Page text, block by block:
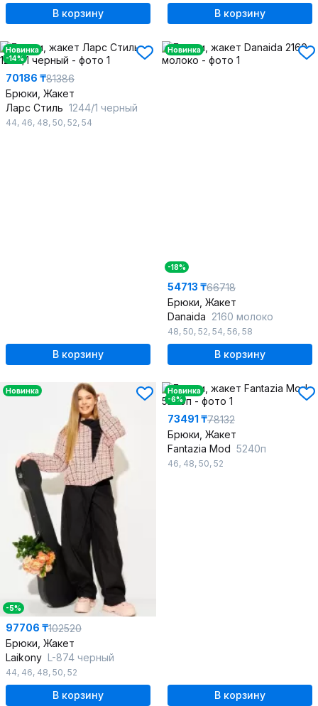
В корзину В корзину
Новинка
-14%
70186 ₸81386
Брюки, Жакет
Ларс Стиль 1244/1 черный
44, 46, 48, 50, 52, 54
В корзину
Новинка
-18%
54713 ₸66718
Брюки, Жакет
Danaida 2160 молоко
48, 50, 52, 54, 56, 58
В корзину
Новинка
-5%
97706 ₸102520
Брюки, Жакет
Laikony L-874 черный
44, 46, 48, 50, 52
В корзину
Новинка
-6%
73491 ₸78132
Брюки, Жакет
Fantazia Mod 5240п
46, 48, 50, 52
В корзину